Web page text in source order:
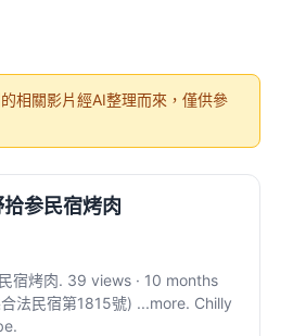
相關影片經AI整理而來，僅供參
参民宿烤肉
宿烤肉. 39 views · 10 months
法民宿第1815號) ...more. Chilly